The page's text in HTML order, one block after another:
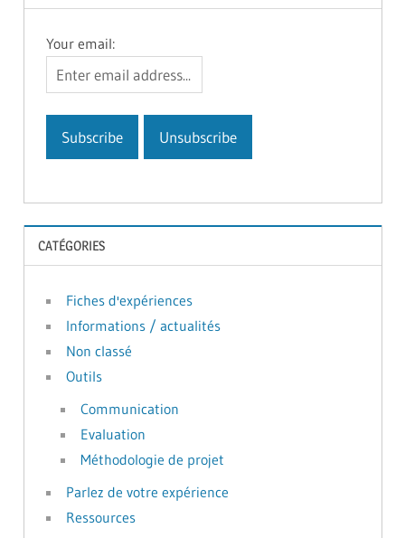
Your email:
CATÉGORIES
Fiches d'expériences
Informations / actualités
Non classé
Outils
Communication
Evaluation
Méthodologie de projet
Parlez de votre expérience
Ressources